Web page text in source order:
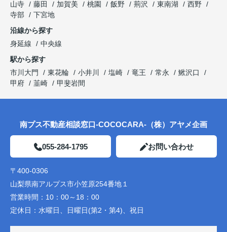
山寺
藤田 加賀美 桃園 飯野 荊沢 東南湖
西野
寺部
下宮地
沿線から探す
身延線
中央線
駅から探す
市川大門
東花輪 小井川 塩崎 竜王 常永
鰍沢口
甲府
韮崎 甲斐岩間
南プス不動産相談窓口-COCOCARA-（株）アヤメ企画
055-284-1795 お問い合わせ
〒400-0306
山梨県南アルプス市小笠原254番地１
営業時間： 10：00～18：00
定休日： 水曜日、日曜日(第2・第4)、祝日